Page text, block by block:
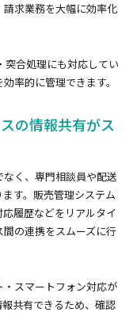
求業務を大幅に効率化
突合処理にも対応してい
率的に管理できます。
の情報共有がス
く、専門相談員や配送
す。販売管理システム
履歴などをリアルタイ
の連携をスムーズに行
スマートフォン対応が
共有できるため、確認